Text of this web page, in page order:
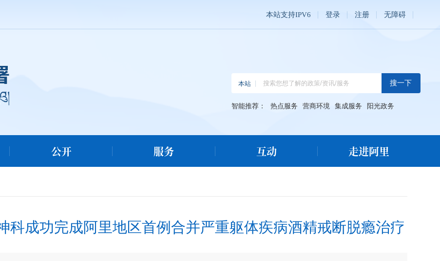
本站支持IPV6 登录 注册 无障碍
智能推荐： 热点服务 营商环境 集成服务 阳光政务
公开 服务 互动 走进阿里
科成功完成阿里地区首例合并严重躯体疾病酒精戒断脱瘾治疗